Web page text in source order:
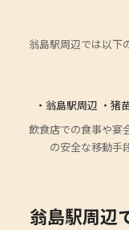
翁島駅周辺では以下
・翁島駅周辺 ・猪
飲食店での食事や宴
の安全な移動手
翁島駅周辺